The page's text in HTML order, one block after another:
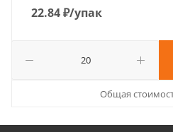
22.84₽/упак
Общая